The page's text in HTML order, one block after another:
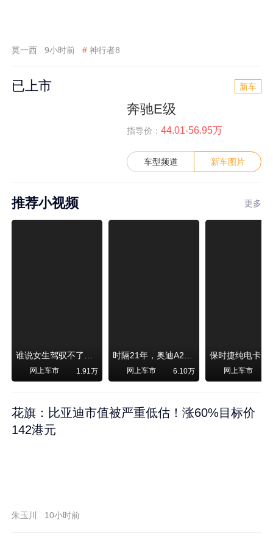
莫一西 9小时前 # 神行者8
已上市 新车
奔驰E级
指导价： 44.01-56.95万
车型频道 新车图片
推荐小视频 更多
谁说女生驾驭不了大SUV？看我开问界M6驰骋坝上草原！
网上车市 1.91万
时隔21年，奥迪A2强势归来！
网上车市 6.10万 网上车市
花旗：比亚迪市值被严重低估！涨60%目标价
142港元
朱玉川 10小时前